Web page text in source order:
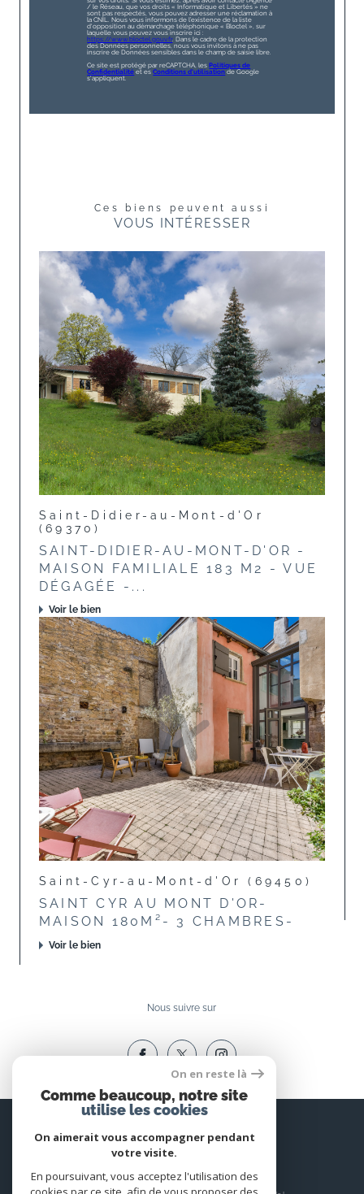
/ le Réseau, que vos droits « Informatique et Libertés » ne
sont pas respectés, vous pouvez adresser une réclamation à
la CNIL. Nous vous informons de l’existence de la liste
d'opposition au démarchage téléphonique « Bloctel », sur
laquelle vous pouvez vous inscrire ici :
https://www.bloctel.gouv.fr. Dans le cadre de la protection
des Données personnelles, nous vous invitons à ne pas
inscrire de Données sensibles dans le champ de saisie libre.
Ce site est protégé par reCAPTCHA, lesPolitiques de
Confidentialité et esConditions d'utilisationde Google
s'appliquent.
Ces biens peuvent aussi
VOUS INTÉRESSER
Saint-Didier-au-Mont-d'Or
(69370)
SAINT-DIDIER-AU-MONT-D'OR -
MAISON FAMILIALE 183 M2 - VUE
DÉGAGÉE -...
Voir le bien
Saint-Cyr-au-Mont-d'Or (69450)
SAINT CYR AU MONT D'OR-
MAISON 180M²- 3 CHAMBRES-
Voir le bien
Nous suivre sur
Espace
PROPRIÉTAIRE
Se connecter
On en reste là
Comme beaucoup, notre site
utilise les cookies
On aimerait vous accompagner pendant
votre visite.
En poursuivant, vous acceptez l'utilisation des